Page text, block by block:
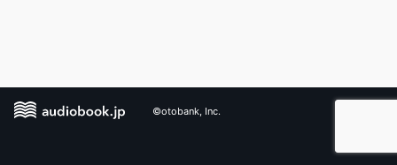
©otobank, Inc.